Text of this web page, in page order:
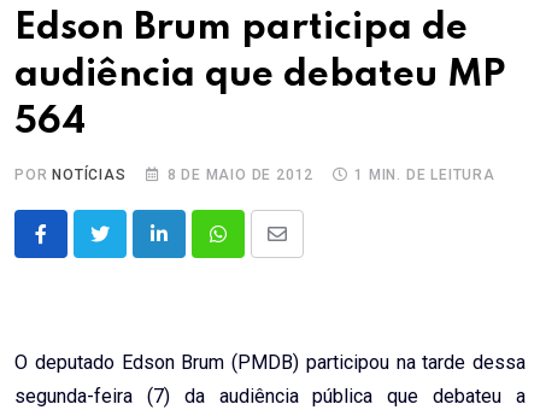
Edson Brum participa de
audiência que debateu MP
564
POR NOTÍCIAS 8 DE MAIO DE 2012 1 MIN. DE LEITURA
LinkedInWhatsappShare
O deputado Edson Brum (PMDB) participou na tarde dessa
segunda-feira (7) da audiência pública que debateu a